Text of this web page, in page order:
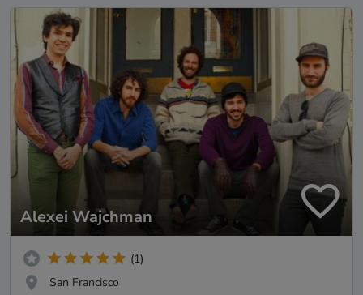
Alexei Wajchman
(1)
San Francisco